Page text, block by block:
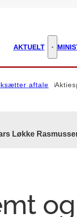
AKTUELT Aktuelt -
aftale
Løkke
og